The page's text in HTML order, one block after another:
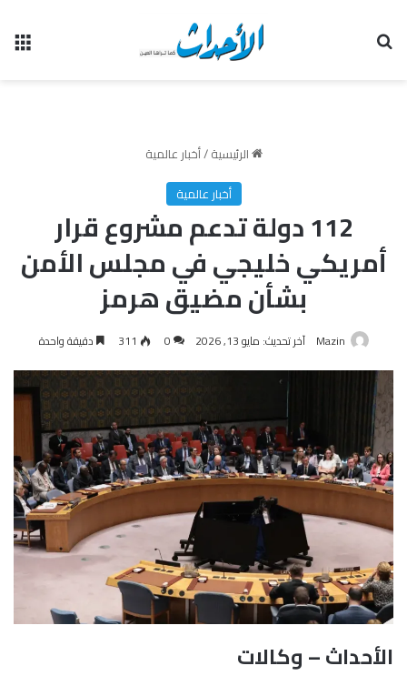
الرئيسية/أخبار عالمية
أخبار عالمية
112 دولة تدعم مشروع قرار
أمريكي خليجي في مجلس الأمن
بشأن مضيق هرمز
Mazin آخر تحديث: مايو 13, 2026 0
311 دقيقة واحدة
الأحداث – وكالات